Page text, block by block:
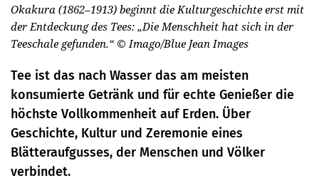
Okakura (1862–1913) beginnt die Kulturgeschichte erst mit
der Entdeckung des Tees: „Die Menschheit hat sich in der
Teeschale gefunden.“ © Imago/Blue Jean Images
Tee ist das nach Wasser das am meisten
konsumierte Getränk und für echte Genießer die
höchste Vollkommenheit auf Erden. Über
Geschichte, Kultur und Zeremonie eines
Blätteraufgusses, der Menschen und Völker
verbindet.